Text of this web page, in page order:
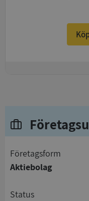
företagsform
Aktiebolag
status